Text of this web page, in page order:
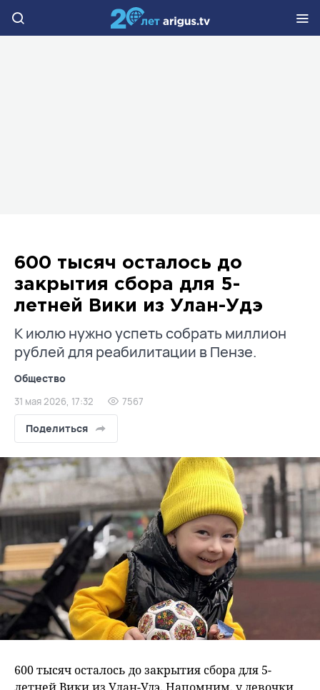
600 тысяч осталось до
закрытия сбора для 5-
летней Вики из Улан-Удэ
К июлю нужно успеть собрать миллион
рублей для реабилитации в Пензе.
Общество
31 мая 2026, 17:32 7567
Поделиться
600 тысяч осталось до закрытия сбора для 5-